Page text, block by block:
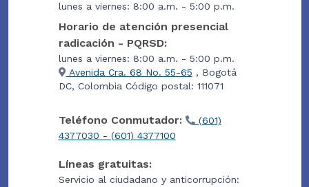
lunes a viernes: 8:00 a.m. - 5:00 p.m.
Horario de atención presencial
radicación - PQRSD:
lunes a viernes: 8:00 a.m. - 5:00 p.m.
Avenida Cra. 68 No. 55-65 , Bogotá
DC, Colombia Código postal: 111071
Teléfono Conmutador:
(601)
4377030 - (601) 4377100
Líneas gratuitas:
Servicio al ciudadano y anticorrupción: